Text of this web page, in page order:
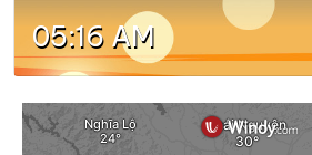
05:16 AM